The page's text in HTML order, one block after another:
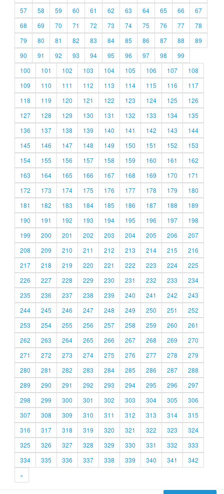
57
58 59 60 61 62 63 64 65 66
67
68
69 70 71 72 73 74 75 76 77
78
79
80 81 82 83 84 85 86 87 88
89
90
91 92 93 94 95 96 97 98
99
100
101 102 103 104 105 106 107
108
109
110 111 112 113 114 115 116
117
118
119 120 121 122 123 124 125
126
127
128 129 130 131 132 133 134
135
136
137 138 139 140 141 142 143
144
145
146 147 148 149 150 151 152
153
154
155 156 157 158 159 160 161
162
163
164 165 166 167 168 169 170
171
172
173 174 175 176 177 178 179
180
181
182 183 184 185 186 187 188
189
190
191 192 193 194 195 196 197
198
199
200 201 202 203 204 205 206
207
208
209 210 211 212 213 214 215
216
217
218 219 220 221 222 223 224
225
226
227 228 229 230 231 232 233
234
235
236 237 238 239 240 241 242
243
244
245 246 247 248 249 250 251
252
253
254 255 256 257 258 259 260
261
262
263 264 265 266 267 268 269
270
271
272 273 274 275 276 277 278
279
280
281 282 283 284 285 286 287
288
289
290 291 292 293 294 295 296
297
298
299 300 301 302 303 304 305
306
307
308 309 310 311 312 313 314
315
316
317 318 319 320 321 322 323
324
325
326 327 328 329 330 331 332
333
334
335 336 337 338 339 340 341
342
»